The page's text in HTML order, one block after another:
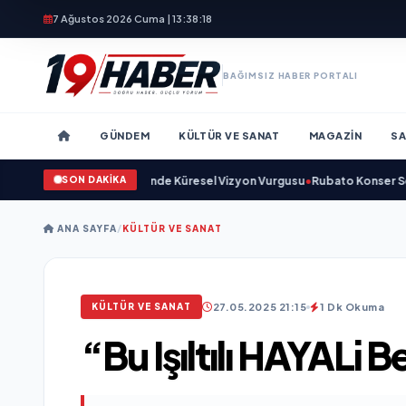
7 Ağustos 2026 Cuma | 13:38:19
BAĞIMSIZ HABER PORTALI
GÜNDEM KÜLTÜR VE SANAT MAGAZIN
SON DAKİKA
ve Savunma Sanayinde Küresel Vizyon Vurgusu•Rubato Konser Serisi
ANA SAYFA/KÜLTÜR VE SANAT
KÜLTÜR VE SANAT 27.05.2025 21:15 1 Dk Okuma
“Bu Işıltılı HAYALi